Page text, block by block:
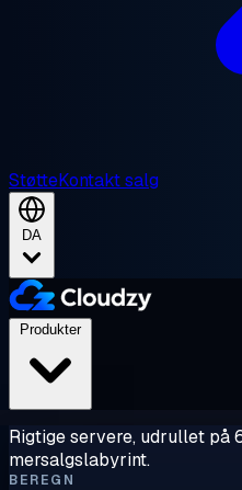
StøtteKontakt salg
DA
Produkter
Rigtige servere, udrullet på
mersalgslabyrint.
BEREGN